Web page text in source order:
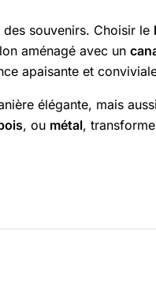
des souvenirs. Choisir le
aménagé avec un
apaisante et
élégante, mais
, ou métal,